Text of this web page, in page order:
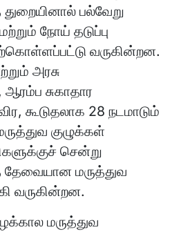
துறையினால் பல்வேறு
நோய் தடுப்பு
வருகின்றன.
அரசு
சுகாதார
கூடுதலாக 28 நடமாடும்
குழுக்கள்
சென்று
மருத்துவ
வருகின்றன.
மருத்துவ